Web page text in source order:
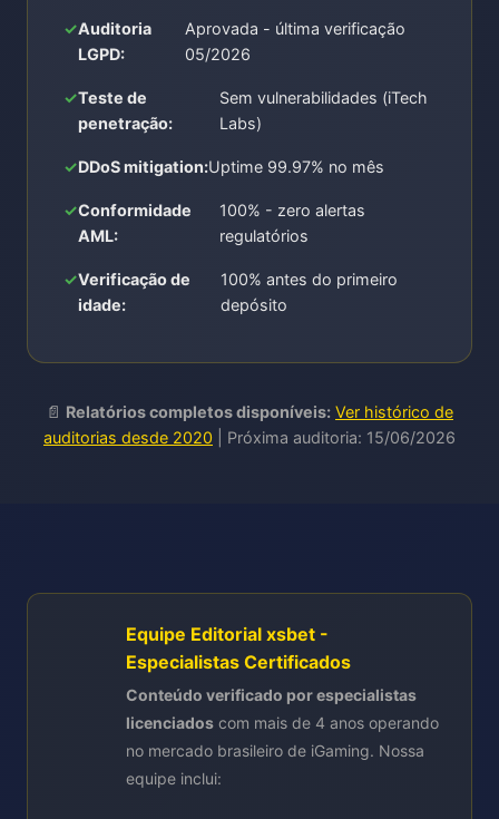
Auditoria
LGPD:
Aprovada - última verificação
05/2026
Teste de
penetração:
Sem vulnerabilidades (iTech
Labs)
DDoS mitigation:Uptime 99.97% no mês
Conformidade
AML:
100% - zero alertas
regulatórios
Verificação de
idade:
100% antes do primeiro
depósito
📄 Relatórios completos disponíveis: Ver histórico de
auditorias desde 2020 | Próxima auditoria: 15/06/2026
Equipe Editorial xsbet -
Especialistas Certificados
Conteúdo verificado por especialistas
licenciados com mais de 4 anos operando
no mercado brasileiro de iGaming. Nossa
equipe inclui: